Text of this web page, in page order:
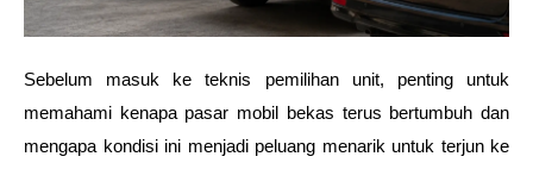
Sebelum masuk ke teknis pemilihan unit, penting untuk
memahami kenapa pasar mobil bekas terus bertumbuh dan
mengapa kondisi ini menjadi peluang menarik untuk terjun ke